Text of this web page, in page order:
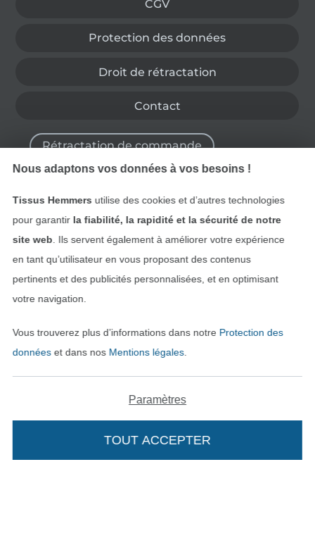
Ajouter à mon panier
CGV
Protection des données
Droit de rétractation
Contact
Rétractation de commande
Deutsch
Nederlands
Passer à la boutique
Nous adaptons vos données à vos besoins !
Tissus Hemmers utilise des cookies et d’autres technologies
pour garantir la fiabilité, la rapidité et la sécurité de notre
site web . Ils servent également à améliorer votre expérience
en tant qu’utilisateur en vous proposant des contenus
pertinents et des publicités personnalisées, et en optimisant
votre navigation.
Vous trouverez plus d’informations dans notre Protection des
donnéeset dans nos Mentions légales.
Paramètres
TOUT ACCEPTER